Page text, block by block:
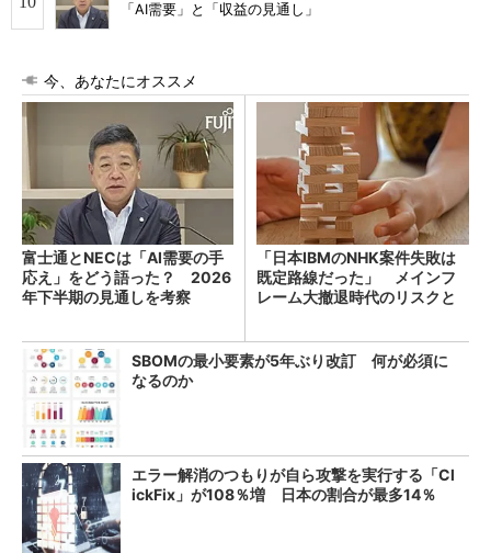
「AI需要」と「収益の見通し」
今、あなたにオススメ
富士通とNECは「AI需要の手
応え」をどう語った？ 2026
年下半期の見通しを考察
「日本IBMのNHK案件失敗は
既定路線だった」 メインフ
レーム大撤退時代のリスクと
SBOMの最小要素が5年ぶり改訂 何が必須に
なるのか
エラー解消のつもりが自ら攻撃を実行する「Cl
ickFix」が108％増 日本の割合が最多14％